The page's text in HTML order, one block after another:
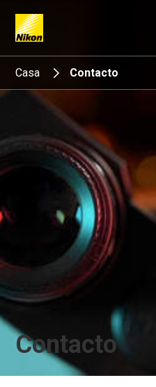
Search keyword(s)
Casa Contacto
Contacto